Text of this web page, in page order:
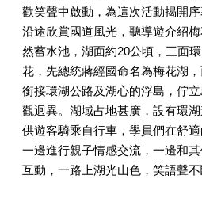
歡笑聲中啟動，為這次活動揭開序
沿途欣賞國道風光，聽導遊介紹
然蓄水池，湖面約20公頃，三面
花，先總統蔣經國命名為梅花湖
銜接環湖公路及湖心的浮島，佇
觀迥異。湖域占地甚廣，設有環
供遊客騎乘自行車，學員們在舒
一邊進行親子情感交流，一邊和
互動，一路上湖光山色，笑語聲不